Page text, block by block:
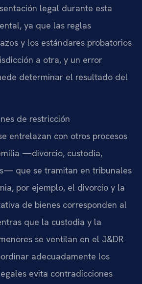
legal durante esta
ya que las reglas
y los estándares probatorios
a otra, y un error
determinar el resultado del
de restricción
entrelazan con otros procesos
—divorcio, custodia,
que se tramitan en tribunales
por ejemplo, el divorcio y la
de bienes corresponden al
que la custodia y la
se ventilan en el J&DR
adecuadamente los
evita contradicciones